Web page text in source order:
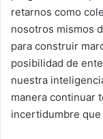
retarnos como
nosotros mismos
para construir
posibilidad de
nuestra
manera continuar
incertidumbre que